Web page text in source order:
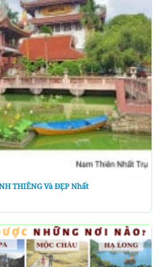
THIÊNG Và ĐẸP Nhất